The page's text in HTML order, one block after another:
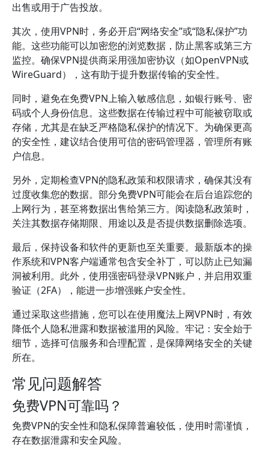
出售或用于广告投放。
其次，使用VPN时，务必开启“网络安全”或“隐私保护”功
能。这些功能可以加密您的浏览数据，防止黑客或第三方
监控。确保VPN提供商采用强加密协议（如OpenVPN或
WireGuard），这有助于提升数据传输的安全性。
同时，避免在免费VPN上输入敏感信息，如银行账号、密
码或个人身份信息。这些数据在传输过程中可能被窃取或
存储，尤其是在缺乏严格隐私保护的情况下。为确保更高
的安全性，建议结合使用可信的密码管理器，管理所有账
户信息。
另外，定期检查VPN的隐私政策和权限请求，确保其没有
过度收集您的数据。部分免费VPN可能会在后台追踪您的
上网行为，甚至将数据出售给第三方。阅读隐私政策时，
关注其数据存储期限、用途以及是否提供数据删除选项。
最后，保持设备和软件的更新也至关重要。最新版本的操
作系统和VPN客户端通常包含安全补丁，可以防止已知漏
洞被利用。此外，使用强密码登录VPN账户，并启用双重
验证（2FA），能进一步增强账户安全性。
通过采取这些措施，您可以在使用魔法上网VPN时，有效
降低个人隐私泄露和数据被滥用的风险。牢记：安全始于
细节，选择可信服务和合理配置，是保障网络安全的关键
所在。
常见问题解答
免费VPN可靠吗？
免费VPN的安全性和隐私保障普遍较低，使用时需谨慎，
存在数据泄露和安全风险。